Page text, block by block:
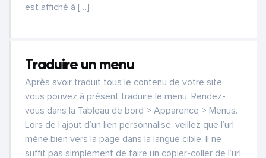
est affiché à […]
Traduire un menu
Après avoir traduit tous le contenu de votre site,
vous pouvez à présent traduire le menu. Rendez-
vous dans la Tableau de bord > Apparence > Menus.
Lors de l’ajout d’un lien personnalisé, veillez que l’url
mène bien vers la page dans la langue cible. Il ne
suffit pas simplement de faire un copier-coller de l’url